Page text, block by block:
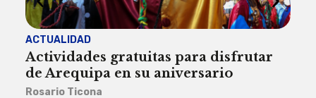
ACTUALIDAD
Actividades gratuitas para disfrutar
de Arequipa en su aniversario
Rosario Ticona